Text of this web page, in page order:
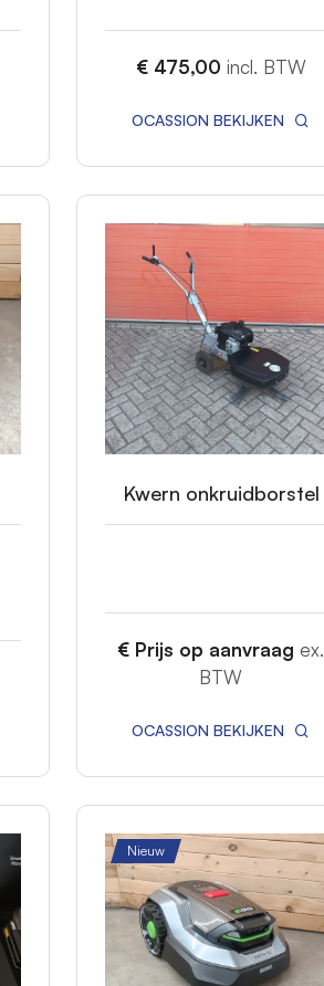
€ 475,00 incl. BTW
OCASSION BEKIJKEN
Kwern onkruidborstel
€ Prijs op aanvraag ex.
BTW
OCASSION BEKIJKEN
Nieuw